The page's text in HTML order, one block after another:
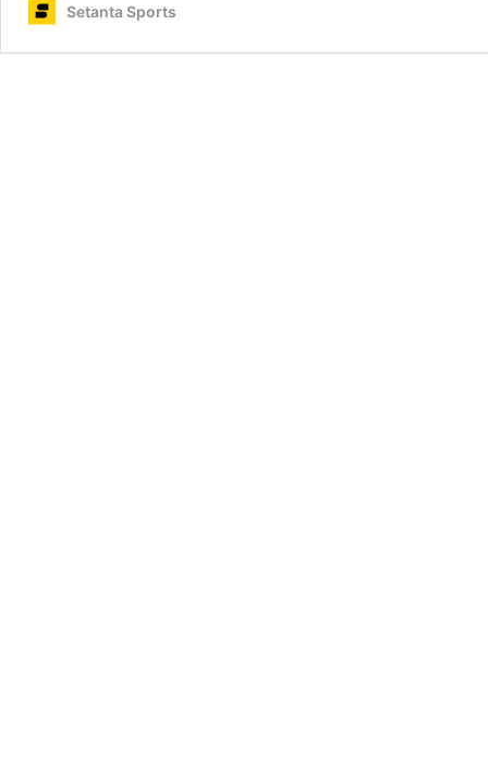
Setanta Sports